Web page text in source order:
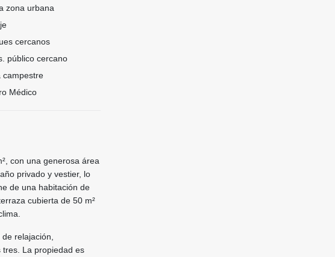
zona urbana
cercanos
público cercano
campestre
Médico
con una generosa área
privado y vestier, lo
de una habitación de
cubierta de 50 m²
relajación,
La propiedad es